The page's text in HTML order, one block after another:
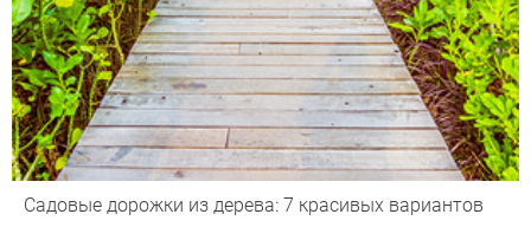
Садовые дорожки из дерева: 7 красивых вариантов